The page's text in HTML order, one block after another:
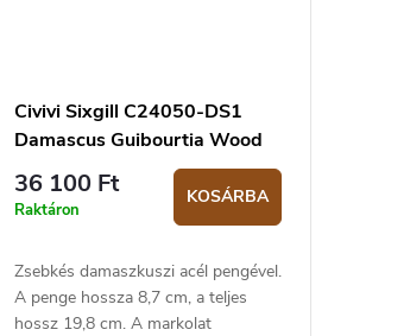
Civivi Sixgill C24050-DS1
Damascus Guibourtia Wood
zsebkés
36 100 Ft
Raktáron
KOSÁRBA
Zsebkés damaszkuszi acél pengével.
A penge hossza 8,7 cm, a teljes
hossz 19,8 cm. A markolat